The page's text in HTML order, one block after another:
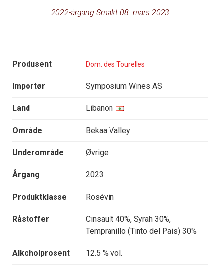
2022-årgang Smakt 08. mars 2023
Produsent Dom. des Tourelles
Importør Symposium Wines AS
Land Libanon
Område Bekaa Valley
Underområde Øvrige
Årgang 2023
Produktklasse Rosévin
Råstoffer
Cinsault 40%, Syrah 30%,
Tempranillo (Tinto del Pais) 30%
Alkoholprosent 12.5 % vol.